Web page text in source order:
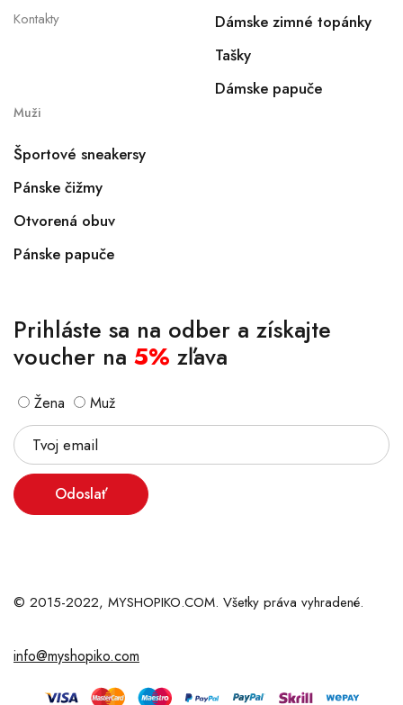
Kontakty
Dámske zimné topánky
Tašky
Dámske papuče
Muži
Športové sneakersy
Pánske čižmy
Otvorená obuv
Pánske papuče
Prihláste sa na odber a získajte
voucher na 5% zľava
Žena Muž
Odoslať
© 2015-2022, MYSHOPIKO.COM. Všetky práva vyhradené.
info@myshopiko.com